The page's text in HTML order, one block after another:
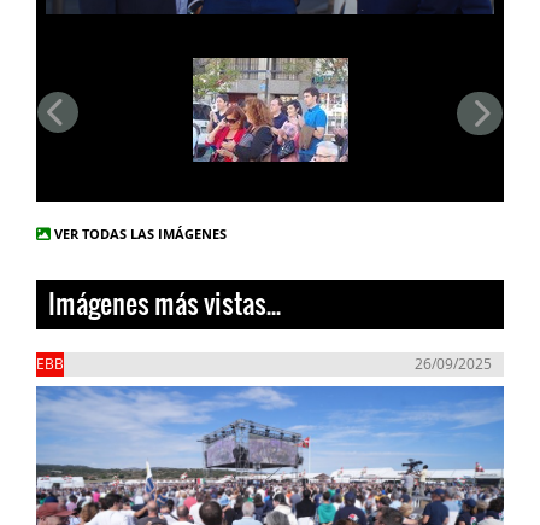
VER TODAS LAS IMÁGENES
Imágenes más vistas...
EBB 26/09/2025